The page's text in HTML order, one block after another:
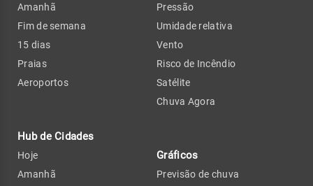
Amanhã
Fim de semana
15 dias
Praias
Aeroportos
Hub de Cidades
Hoje
Amanhã
Pressão
Umidade relativa
Vento
Risco de Incêndio
Satélite
Chuva Agora
Gráficos
Previsão de chuva